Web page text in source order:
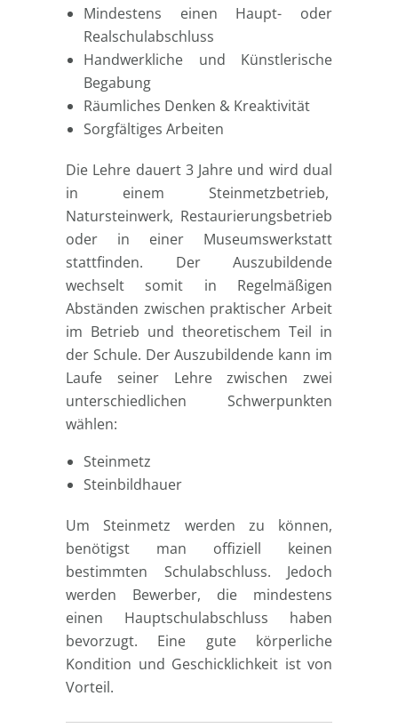
Mindestens einen Haupt- oder
Realschulabschluss
Handwerkliche und Künstlerische
Begabung
Räumliches Denken & Kreaktivität
Sorgfältiges Arbeiten
Die Lehre dauert 3 Jahre und wird dual
in einem Steinmetzbetrieb,
Natursteinwerk, Restaurierungsbetrieb
oder in einer Museumswerkstatt
stattfinden. Der Auszubildende
wechselt somit in Regelmäßigen
Abständen zwischen praktischer Arbeit
im Betrieb und theoretischem Teil in
der Schule. Der Auszubildende kann im
Laufe seiner Lehre zwischen zwei
unterschiedlichen Schwerpunkten
wählen:
Steinmetz
Steinbildhauer
Um Steinmetz werden zu können,
benötigst man offiziell keinen
bestimmten Schulabschluss. Jedoch
werden Bewerber, die mindestens
einen Hauptschulabschluss haben
bevorzugt. Eine gute körperliche
Kondition und Geschicklichkeit ist von
Vorteil.